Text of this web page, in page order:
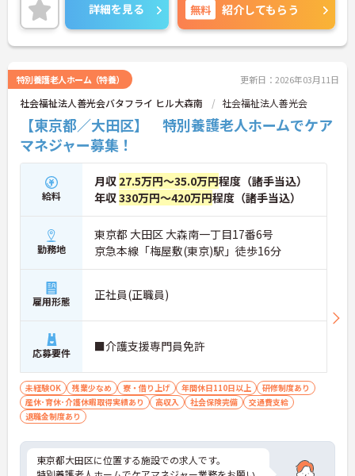
詳細を見る 無料 紹介してもらう
特別養護老人ホーム（特養） 更新日：2026年03月11日
社会福祉法人善光会バタフライ ヒル大森南 社会福祉法人善光会
【東京都／大田区】 特別養護老人ホームでケア
マネジャー募集！
給料
月収 27.5万円～35.0万円程度（諸手当込）
年収330万円～420万円程度（諸手当込）
勤務地
東京都 大田区 大森南一丁目17番6号
京急本線「梅屋敷(東京)駅」徒歩16分
雇用形態 正社員(正職員)
応募要件 ■介護支援専門員免許
未経験OK 残業少なめ 寮・借り上げ 年間休日110日以上
研修制度あり
産休･育休･介護休暇取得実績あり
高収入 社会保険完備
交通費支給
退職金制度あり
東京都大田区に位置する施設での求人です。